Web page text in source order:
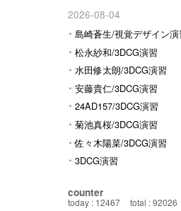
2026-08-04
島崎蒼生/視覚デザイン演
松永紗和/3DCG演習
水田修太朗/3DCG演習
安藤貴仁/3DCG演習
24AD157/3DCG演習
菊池真桜/3DCG演習
佐々木陽菜/3DCG演習
3DCG演習
counter
today : 12467
total : 92026